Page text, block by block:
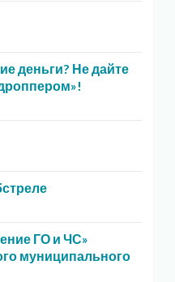
деньги? Не дайте
ГО и ЧС»
муниципального